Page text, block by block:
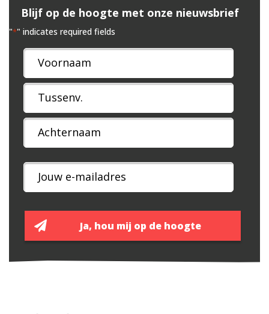
Blijf op de hoogte met onze nieuwsbrief
"*" indicates required fields
Naam
*